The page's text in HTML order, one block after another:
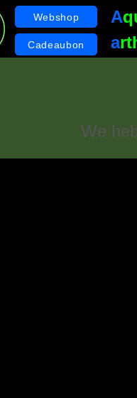
Webshop
Cadeaubon
A
a
We